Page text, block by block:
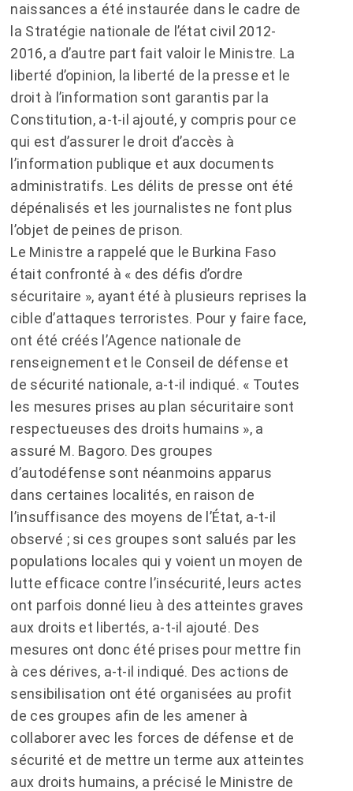
naissances a été instaurée dans le cadre de
la Stratégie nationale de l’état civil 2012-
2016, a d’autre part fait valoir le Ministre. La
liberté d’opinion, la liberté de la presse et le
droit à l’information sont garantis par la
Constitution, a-t-il ajouté, y compris pour ce
qui est d’assurer le droit d’accès à
l’information publique et aux documents
administratifs. Les délits de presse ont été
dépénalisés et les journalistes ne font plus
l’objet de peines de prison.
Le Ministre a rappelé que le Burkina Faso
était confronté à « des défis d’ordre
sécuritaire », ayant été à plusieurs reprises la
cible d’attaques terroristes. Pour y faire face,
ont été créés l’Agence nationale de
renseignement et le Conseil de défense et
de sécurité nationale, a-t-il indiqué. « Toutes
les mesures prises au plan sécuritaire sont
respectueuses des droits humains », a
assuré M. Bagoro. Des groupes
d’autodéfense sont néanmoins apparus
dans certaines localités, en raison de
l’insuffisance des moyens de l’État, a-t-il
observé ; si ces groupes sont salués par les
populations locales qui y voient un moyen de
lutte efficace contre l’insécurité, leurs actes
ont parfois donné lieu à des atteintes graves
aux droits et libertés, a-t-il ajouté. Des
mesures ont donc été prises pour mettre fin
à ces dérives, a-t-il indiqué. Des actions de
sensibilisation ont été organisées au profit
de ces groupes afin de les amener à
collaborer avec les forces de défense et de
sécurité et de mettre un terme aux atteintes
aux droits humains, a précisé le Ministre de